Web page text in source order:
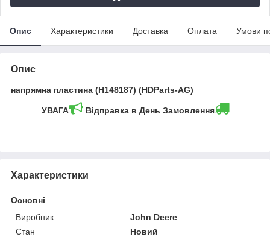
Опис Характеристики Доставка Оплата Умови
Опис
напрямна пластина (H148187) (HDParts-AG)
УВАГА Відправка в День Замовлення
Характеристики
Основні
Виробник
John Deere
Стан
Новий